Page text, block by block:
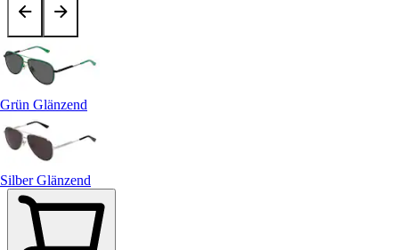
Grün Glänzend
Silber Glänzend